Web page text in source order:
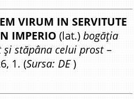
VIRUM IN SERVITUTE
IMPERIO (lat.)bogăția
stăpâna celui prost–
1. (Sursa: DE)